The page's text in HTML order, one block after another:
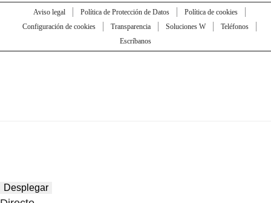
Aviso legal Política de Protección de Datos
Política de cookies
Configuración de cookies
Transparencia Soluciones W
Teléfonos
Escríbanos
Desplegar